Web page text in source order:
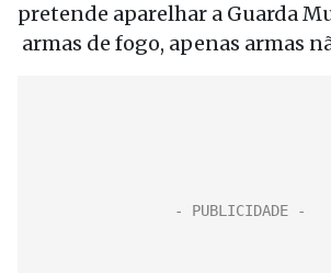
pretende aparelhar a Guarda
armas de fogo, apenas armas